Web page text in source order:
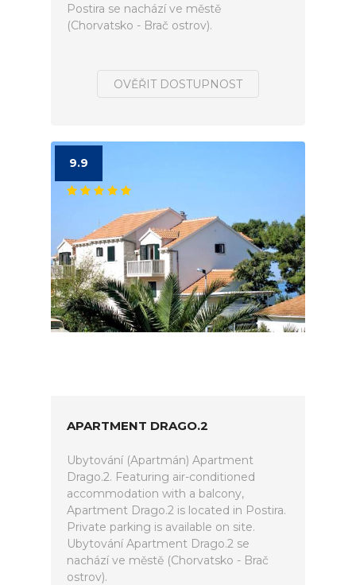
Postira se nachází ve městě
(Chorvatsko - Brač ostrov).
OVĚŘIT DOSTUPNOST
9.9
APARTMENT DRAGO.2
Ubytování (Apartmán) Apartment
Drago.2. Featuring air-conditioned
accommodation with a balcony,
Apartment Drago.2 is located in Postira.
Private parking is available on site.
Ubytování Apartment Drago.2 se
nachází ve městě (Chorvatsko - Brač
ostrov).